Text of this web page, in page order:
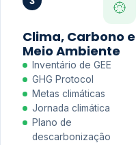
Clima, Carbono e
Meio Ambiente
Inventário de GEE
GHG Protocol
Metas climáticas
Jornada climática
Plano de
descarbonização